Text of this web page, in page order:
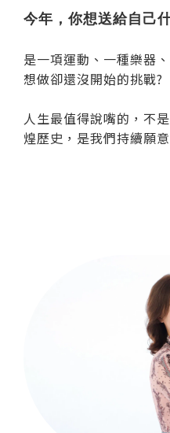
今年，你想送給自己
是一項運動、一種樂器
想做卻還沒開始的挑戰?
人生最值得說嘴的，不
煌歷史，是我們持續願